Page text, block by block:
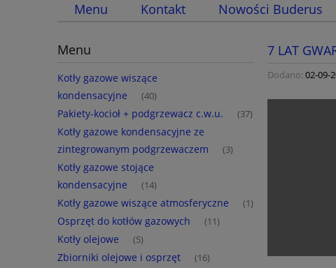
Menu Kontakt Nowości Buderus
Menu
Kotły gazowe wiszące
kondensacyjne
(40)
Pakiety-kocioł + podgrzewacz c.w.u. (37)
Kotły gazowe kondensacyjne ze
zintegrowanym podgrzewaczem
(3)
Kotły gazowe stojące
kondensacyjne
(14)
Kotły gazowe wiszące atmosferyczne (1)
Osprzęt do kotłów gazowych (11)
Kotły olejowe (5)
Zbiorniki olejowe i osprzęt (16)
7 LAT
Dodano: 02-09-